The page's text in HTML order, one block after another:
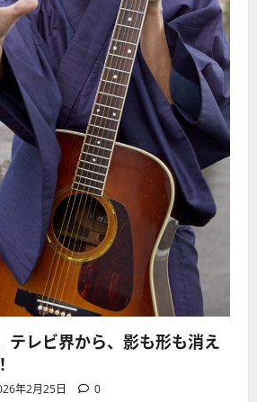
テレビ界から、影も形も消え
年2月25日 0